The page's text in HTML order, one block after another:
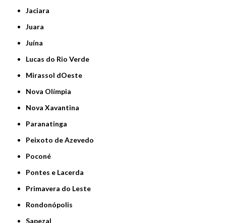
Jaciara
Juara
Juína
Lucas do Rio Verde
Mirassol dOeste
Nova Olímpia
Nova Xavantina
Paranatinga
Peixoto de Azevedo
Poconé
Pontes e Lacerda
Primavera do Leste
Rondonópolis
Sapezal